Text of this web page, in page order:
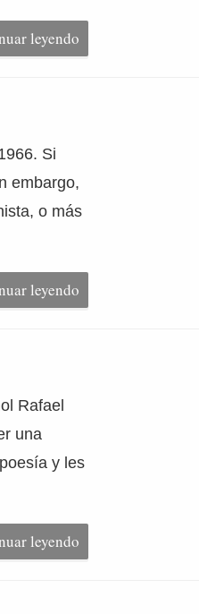
leyendo
Si
embargo,
o más
leyendo
Rafael
una
y les
leyendo